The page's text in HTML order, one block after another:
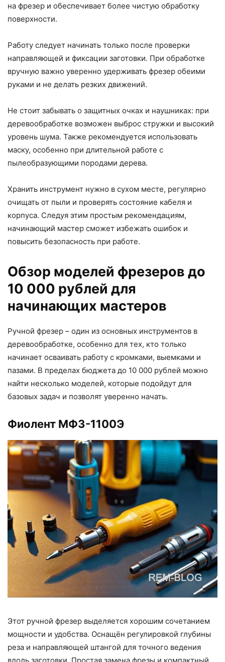
на фрезер и обеспечивает более чистую обработку
поверхности.
Работу следует начинать только после проверки
направляющей и фиксации заготовки. При обработке
вручную важно уверенно удерживать фрезер обеими
руками и не делать резких движений.
Не стоит забывать о защитных очках и наушниках: при
деревообработке возможен выброс стружки и высокий
уровень шума. Также рекомендуется использовать
маску, особенно при длительной работе с
пылеобразующими породами дерева.
Хранить инструмент нужно в сухом месте, регулярно
очищать от пыли и проверять состояние кабеля и
корпуса. Следуя этим простым рекомендациям,
начинающий мастер сможет избежать ошибок и
повысить безопасность при работе.
Обзор моделей фрезеров до
10 000 рублей для
начинающих мастеров
Ручной фрезер – один из основных инструментов в
деревообработке, особенно для тех, кто только
начинает осваивать работу с кромками, выемками и
пазами. В пределах бюджета до 10 000 рублей можно
найти несколько моделей, которые подойдут для
базовых задач и позволят уверенно начать.
Фиолент МФ3-1100Э
Этот ручной фрезер выделяется хорошим сочетанием
мощности и удобства. Оснащён регулировкой глубины
реза и направляющей штангой для точного ведения